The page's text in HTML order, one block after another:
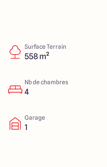
4.9
Surface Terrain
558 m²
Nb de chambres
4
Garage
1